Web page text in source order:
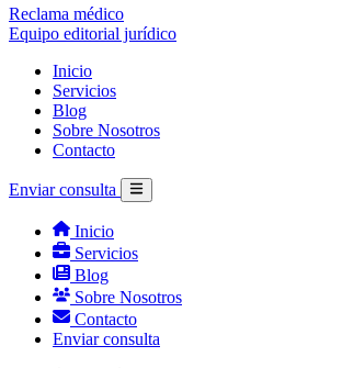
Reclama médico
Equipo editorial jurídico
Inicio
Servicios
Blog
Sobre Nosotros
Contacto
Enviar consulta
Inicio
Servicios
Blog
Sobre Nosotros
Contacto
Enviar consulta